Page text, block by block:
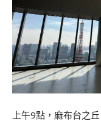
上午9點，麻布台之